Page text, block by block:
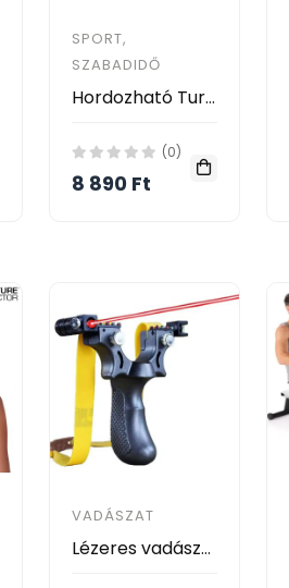
SPORT,
SZABADIDŐ
Hordozható Turmixgép (600 ml) – Winning Star ST-5921
(0)
8 890 Ft
VADÁSZAT
Lézeres vadászcsúzli KE24-157